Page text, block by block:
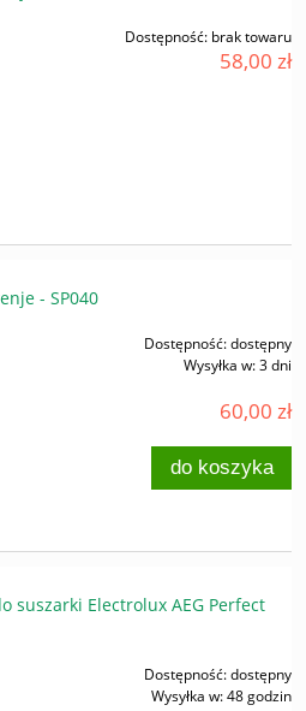
Dostępność: brak towaru
58,00 zł
- SP040
Dostępność:dostępny
Wysyłka w:3 dni
60,00 zł
do koszyka
suszarki Electrolux AEG Perfect
Dostępność:dostępny
Wysyłka w:48 godzin